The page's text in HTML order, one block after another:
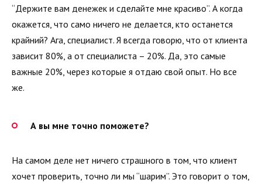
“Держите вам денежек и сделайте мне красиво”. А когда
окажется, что само ничего не делается, кто останется
крайний? Ага, специалист. Я всегда говорю, что от клиента
зависит 80%, а от специалиста – 20%. Да, это самые
важные 20%, через которые я отдаю свой опыт. Но все
же.
А вы мне точно поможете?
На самом деле нет ничего страшного в том, что клиент
хочет проверить, точно ли мы “шарим”. Это говорит о том,